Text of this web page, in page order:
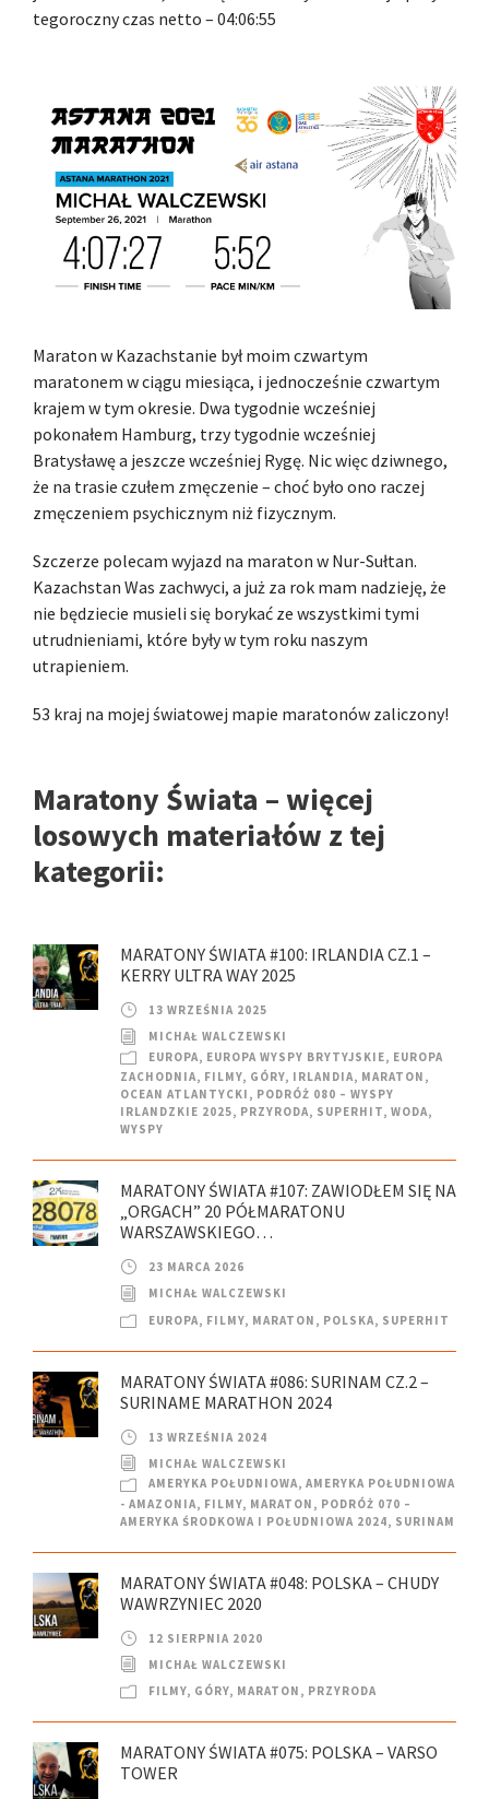
tegoroczny czas netto – 04:06:55
Maraton w Kazachstanie był moim czwartym
maratonem w ciągu miesiąca, i jednocześnie czwartym
krajem w tym okresie. Dwa tygodnie wcześniej
pokonałem Hamburg, trzy tygodnie wcześniej
Bratysławę a jeszcze wcześniej Rygę. Nic więc dziwnego,
że na trasie czułem zmęczenie – choć było ono raczej
zmęczeniem psychicznym niż fizycznym.
Szczerze polecam wyjazd na maraton w Nur-Sułtan.
Kazachstan Was zachwyci, a już za rok mam nadzieję, że
nie będziecie musieli się borykać ze wszystkimi tymi
utrudnieniami, które były w tym roku naszym
utrapieniem.
53 kraj na mojej światowej mapie maratonów zaliczony!
Maratony Świata – więcej
losowych materiałów z tej
kategorii:
MARATONY ŚWIATA #100: IRLANDIA CZ.1 –
KERRY ULTRA WAY 2025
13 WRZEŚNIA 2025
MICHAŁ WALCZEWSKI
EUROPA, EUROPA WYSPY BRYTYJSKIE, EUROPA
ZACHODNIA, FILMY, GÓRY, IRLANDIA, MARATON ,
OCEAN ATLANTYCKI , PODRÓŻ 080 – WYSPY
IRLANDZKIE 2025, PRZYRODA, SUPERHIT, WODA,
WYSPY
MARATONY ŚWIATA #107: ZAWIODŁEM SIĘ NA
„ORGACH” 20 PÓŁMARATONU
WARSZAWSKIEGO…
23 MARCA 2026
MICHAŁ WALCZEWSKI
EUROPA, FILMY, MARATON , POLSKA, SUPERHIT
MARATONY ŚWIATA #086: SURINAM CZ.2 –
SURINAME MARATHON 2024
13 WRZEŚNIA 2024
MICHAŁ WALCZEWSKI
AMERYKA POŁUDNIOWA, AMERYKA POŁUDNIOWA
- AMAZONIA, FILMY, MARATON , PODRÓŻ 070 –
AMERYKA ŚRODKOWA I POŁUDNIOWA 2024, SURINAM
MARATONY ŚWIATA #048: POLSKA – CHUDY
WAWRZYNIEC 2020
12 SIERPNIA 2020
MICHAŁ WALCZEWSKI
FILMY, GÓRY, MARATON , PRZYRODA
MARATONY ŚWIATA #075: POLSKA – VARSO
TOWER